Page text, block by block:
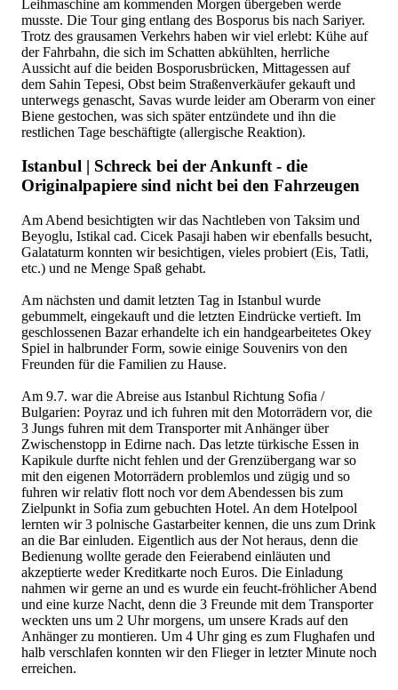
Leihmaschine am kommenden Morgen übergeben werde
musste. Die Tour ging entlang des Bosporus bis nach Sariyer.
Trotz des grausamen Verkehrs haben wir viel erlebt: Kühe auf
der Fahrbahn, die sich im Schatten abkühlten, herrliche
Aussicht auf die beiden Bosporusbrücken, Mittagessen auf
dem Sahin Tepesi, Obst beim Straßenverkäufer gekauft und
unterwegs genascht, Savas wurde leider am Oberarm von einer
Biene gestochen, was sich später entzündete und ihn die
restlichen Tage beschäftigte (allergische Reaktion).
Istanbul | Schreck bei der Ankunft - die
Originalpapiere sind nicht bei den Fahrzeugen
Am Abend besichtigten wir das Nachtleben von Taksim und
Beyoglu, Istikal cad. Cicek Pasaji haben wir ebenfalls besucht,
Galataturm konnten wir besichtigen, vieles probiert (Eis, Tatli,
etc.) und ne Menge Spaß gehabt.
Am nächsten und damit letzten Tag in Istanbul wurde
gebummelt, eingekauft und die letzten Eindrücke vertieft. Im
geschlossenen Bazar erhandelte ich ein handgearbeitetes Okey
Spiel in halbrunder Form, sowie einige Souvenirs von den
Freunden für die Familien zu Hause.
Am 9.7. war die Abreise aus Istanbul Richtung Sofia /
Bulgarien: Poyraz und ich fuhren mit den Motorrädern vor, die
3 Jungs fuhren mit dem Transporter mit Anhänger über
Zwischenstopp in Edirne nach. Das letzte türkische Essen in
Kapikule durfte nicht fehlen und der Grenzübergang war so
mit den eigenen Motorrädern problemlos und zügig und so
fuhren wir relativ flott noch vor dem Abendessen bis zum
Zielpunkt in Sofia zum gebuchten Hotel. An dem Hotelpool
lernten wir 3 polnische Gastarbeiter kennen, die uns zum Drink
an die Bar einluden. Eigentlich aus der Not heraus, denn die
Bedienung wollte gerade den Feierabend einläuten und
akzeptierte weder Kreditkarte noch Euros. Die Einladung
nahmen wir gerne an und es wurde ein feucht-fröhlicher Abend
und eine kurze Nacht, denn die 3 Freunde mit dem Transporter
weckten uns um 2 Uhr morgens, um unsere Krads auf den
Anhänger zu montieren. Um 4 Uhr ging es zum Flughafen und
halb verschlafen konnten wir den Flieger in letzter Minute noch
erreichen.